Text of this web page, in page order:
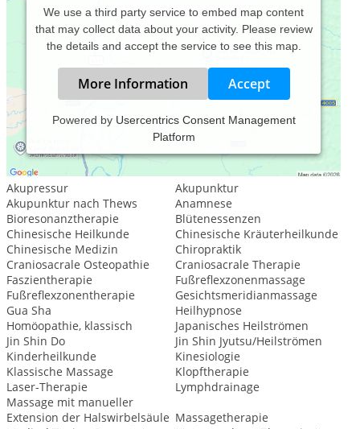
We use a third party service to embed map content
that may collect data about your activity. Please review
the details and accept the service to see this map.
More Information Accept
Powered by Usercentrics Consent Management
Platform
Leistungsspektrum:
Traditionelle und komplementäre Medizin, Heilkunde
Akupressur
Akupunktur
Akupunktur nach Thews
Anamnese
Bioresonanztherapie
Blütenessenzen
Chinesische Heilkunde
Chinesische Kräuterheilkunde
Chinesische Medizin
Chiropraktik
Craniosacrale Osteopathie
Craniosacrale Therapie
Faszientherapie
Fußreflexzonenmassage
Fußreflexzonentherapie
Gesichtsmeridianmassage
Gua Sha
Heilhypnose
Homöopathie, klassisch
Japanisches Heilströmen
Jin Shin Do
Jin Shin Jyutsu/Heilströmen
Kinderheilkunde
Kinesiologie
Klassische Massage
Klopftherapie
Laser-Therapie
Lymphdrainage
Massage mit manueller
Extension der Halswirbelsäule Massagetherapie